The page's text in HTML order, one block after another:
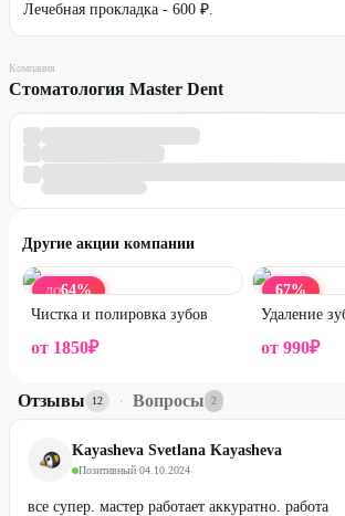
Лечебная прокладка - 600 ₽.
Компания
Стоматология Master Dent
Другие акции компании
ДО64%
Чистка и полировка зубов
от 1850₽
67%
Удаление
от 990₽
Отзывы 12 · Вопросы 2
Kayasheva Svetlana Kayasheva
Позитивный·04.10.2024
все супер. мастер работает аккуратно. работа